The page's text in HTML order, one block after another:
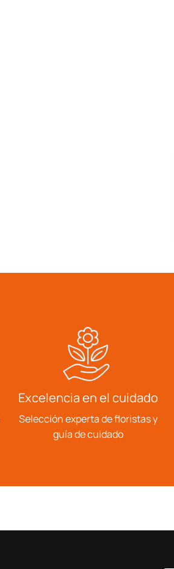
Excelencia en el cuidado
Selección experta de floristas y
guía de cuidado